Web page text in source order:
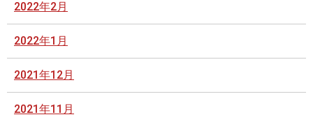
2022年2月
2022年1月
2021年12月
2021年11月